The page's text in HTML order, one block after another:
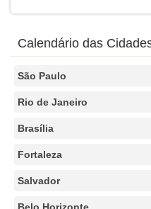
Calendário das
São Paulo
Rio de Janeiro
Brasília
Fortaleza
Salvador